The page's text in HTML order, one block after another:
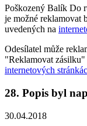
Poškozený Balík Do
je možné reklamovat
uvedených na
Odesílatel může
"Reklamovat
internetových
28. Popis byl
30.04.2018